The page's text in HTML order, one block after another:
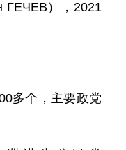
ГЕЧЕВ），2021
多个，主要政党